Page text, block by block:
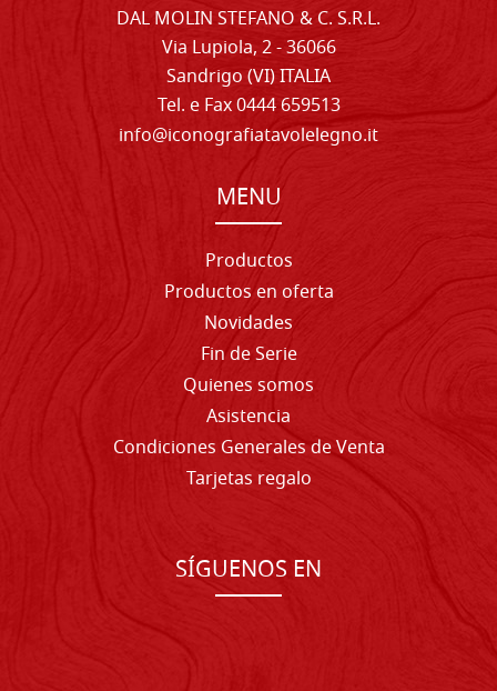
DAL MOLIN STEFANO & C. S.R.L.
Via Lupiola, 2 - 36066
Sandrigo (VI) ITALIA
Tel. e Fax 0444 659513
info@iconografiatavolelegno.it
MENU
Productos
Productos en oferta
Novidades
Fin de Serie
Quienes somos
Asistencia
Condiciones Generales de Venta
Tarjetas regalo
SÍGUENOS EN